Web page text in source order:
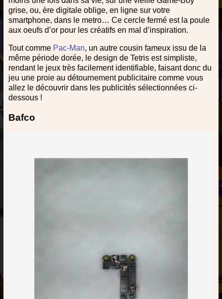
grise, ou, ère digitale oblige, en ligne sur votre
smartphone, dans le metro… Ce cercle fermé est la poule
aux oeufs d’or pour les créatifs en mal d’inspiration.
Tout comme Pac-Man, un autre cousin fameux issu de la
même période dorée, le design de Tetris est simpliste,
rendant le jeux très facilement identifiable, faisant donc du
jeu une proie au détournement publicitaire comme vous
allez le découvrir dans les publicités sélectionnées ci-
dessous !
Bafco